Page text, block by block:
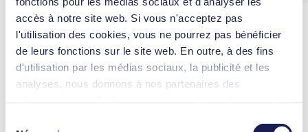
accès à notre site web. Si vous n'acceptez pas
l'utilisation des cookies, vous ne pourrez pas bénéficier
de leurs fonctions sur le site web. En outre, à des fins
d'utilisation par les médias sociaux, la publicité et les
analyses, nous donnons à nos partenaires des
Une apparence curieuse : En termes d'apparence, la construction du
« simpliport » fait penser à un petit module lunaire.
L'appareil est parfaitement conçu pour une utilisation en laboratoire,
où sont nécessaires de petits débits, une mobilité rapide et une
adaptation flexible à des configurations d'essai changeantes. Mais «